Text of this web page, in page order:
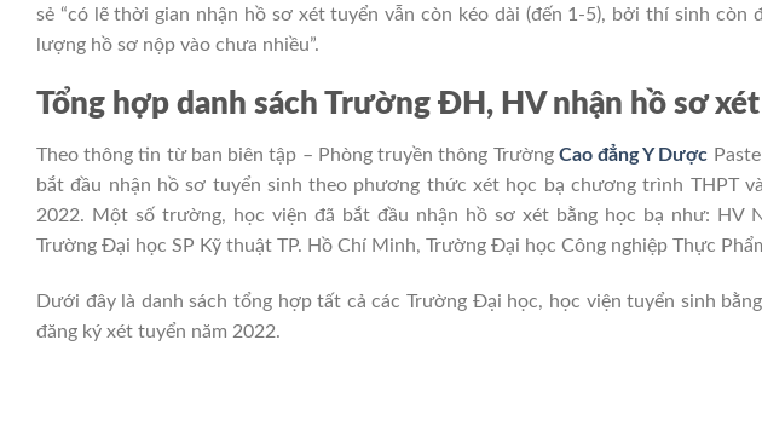
sẻ “có lẽ thời gian nhận hồ sơ xét tuyển vẫn còn kéo dài (đến 1-5), bởi thí sinh còn
lượng hồ sơ nộp vào chưa nhiều”.
Tổng hợp danh sách Trường ĐH, HV nhận hồ sơ
Theo thông tin từ ban biên tập – Phòng truyền thông Trường Cao đẳng Y Dược
bắt đầu nhận hồ sơ tuyển sinh theo phương thức xét học bạ chương trình THPT
2022. Một số trường, học viện đã bắt đầu nhận hồ sơ xét bằng học bạ như: HV
Trường Đại học SP Kỹ thuật TP. Hồ Chí Minh, Trường Đại học Công nghiệp Thực
Dưới đây là danh sách tổng hợp tất cả các Trường Đại học, học viện tuyển sinh
đăng ký xét tuyển năm 2022.